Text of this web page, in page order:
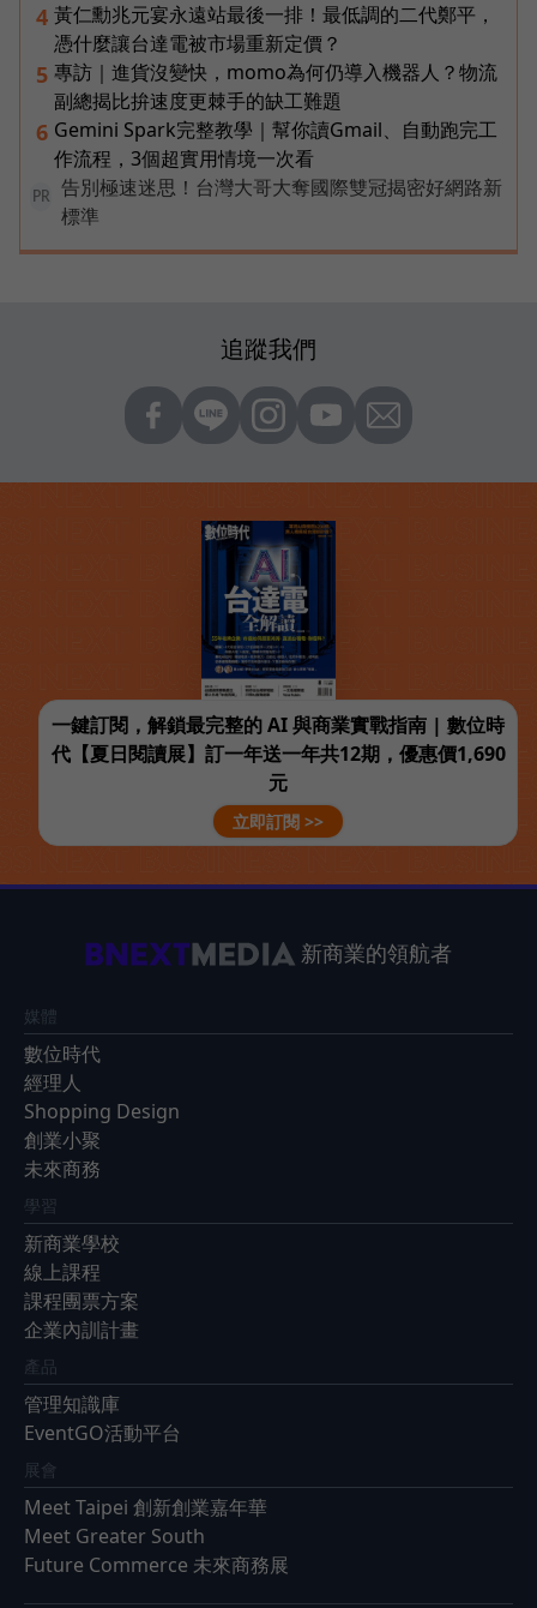
4 黃仁勳兆元宴永遠站最後一排！最低調的二代鄭平，
憑什麼讓台達電被市場重新定價？
5 專訪｜進貨沒變快，momo為何仍導入機器人？物流
副總揭比拚速度更棘手的缺工難題
6 Gemini Spark完整教學｜幫你讀Gmail、自動跑完工
作流程，3個超實用情境一次看
PR
告別極速迷思！台灣大哥大奪國際雙冠揭密好網路新
標準
追蹤我們
一鍵訂閱，解鎖最完整的 AI 與商業實戰指南 | 數位時
代【夏日閱讀展】訂一年送一年共12期，優惠價1,690
元
立即訂閱 >>
新商業的領航者
媒體
數位時代
經理人
Shopping Design
創業小聚
未來商務
學習
新商業學校
線上課程
課程團票方案
企業內訓計畫
產品
管理知識庫
EventGO活動平台
展會
Meet Taipei 創新創業嘉年華
Meet Greater South
Future Commerce 未來商務展